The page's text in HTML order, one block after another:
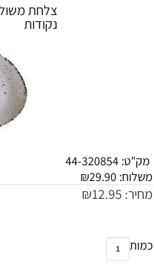
נקודות
מק"ט: 44-320854
משלוח:
₪29.90
מחיר: ₪12.95
כמות